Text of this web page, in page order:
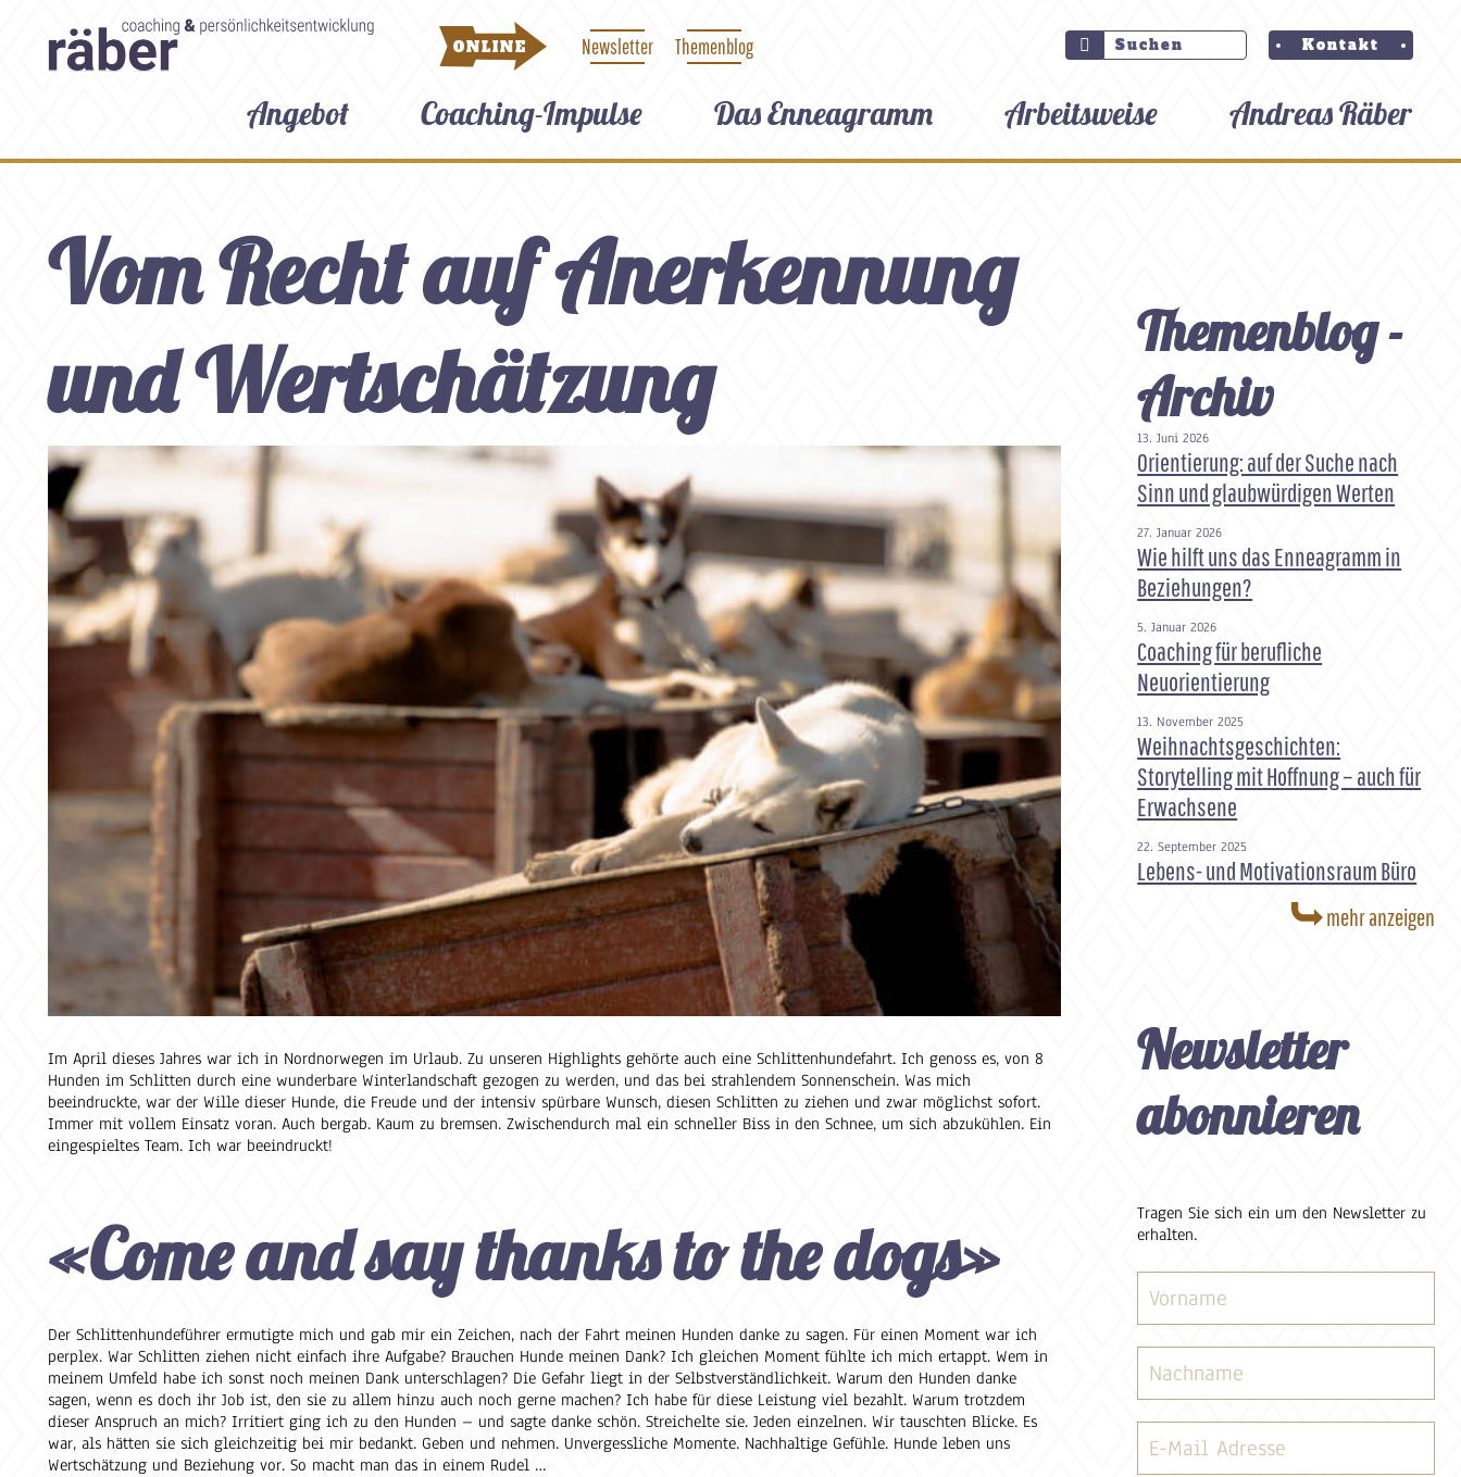
ONLINE Newsletter Themenblog Kontakt
Angebot Coaching-Impulse Das Enneagramm Arbeitsweise Andreas Räber
Vom Recht auf Anerkennung
und Wertschätzung
Im April dieses Jahres war ich in Nordnorwegen im Urlaub. Zu unseren Highlights gehörte auch eine Schlittenhundefahrt. Ich genoss es, von 8
Hunden im Schlitten durch eine wunderbare Winterlandschaft gezogen zu werden, und das bei strahlendem Sonnenschein. Was mich
beeindruckte, war der Wille dieser Hunde, die Freude und der intensiv spürbare Wunsch, diesen Schlitten zu ziehen und zwar möglichst sofort.
Immer mit vollem Einsatz voran. Auch bergab. Kaum zu bremsen. Zwischendurch mal ein schneller Biss in den Schnee, um sich abzukühlen. Ein
eingespieltes Team. Ich war beeindruckt!
«Come and say thanks to the dogs»
Der Schlittenhundeführer ermutigte mich und gab mir ein Zeichen, nach der Fahrt meinen Hunden danke zu sagen. Für einen Moment war ich
perplex. War Schlitten ziehen nicht einfach ihre Aufgabe? Brauchen Hunde meinen Dank? Ich gleichen Moment fühlte ich mich ertappt. Wem in
meinem Umfeld habe ich sonst noch meinen Dank unterschlagen? Die Gefahr liegt in der Selbstverständlichkeit. Warum den Hunden danke
sagen, wenn es doch ihr Job ist, den sie zu allem hinzu auch noch gerne machen? Ich habe für diese Leistung viel bezahlt. Warum trotzdem
dieser Anspruch an mich? Irritiert ging ich zu den Hunden – und sagte danke schön. Streichelte sie. Jeden einzelnen. Wir tauschten Blicke. Es
war, als hätten sie sich gleichzeitig bei mir bedankt. Geben und nehmen. Unvergessliche Momente. Nachhaltige Gefühle. Hunde leben uns
Wertschätzung und Beziehung vor. So macht man das in einem Rudel …
Themenblog -
Archiv
13. Juni 2026
Orientierung: auf der Suche nach
Sinn und glaubwürdigen Werten
27. Januar 2026
Wie hilft uns das Enneagramm in
Beziehungen?
5. Januar 2026
Coaching für berufliche
Neuorientierung
13. November 2025
Weihnachtsgeschichten:
Storytelling mit Hoffnung – auch für
Erwachsene
22. September 2025
Lebens- und Motivationsraum Büro
mehr anzeigen
Newsletter
abonnieren
Tragen Sie sich ein um den Newsletter zu
erhalten.